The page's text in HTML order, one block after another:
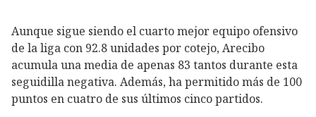
Aunque sigue siendo el cuarto mejor equipo ofensivo
de la liga con 92.8 unidades por cotejo, Arecibo
acumula una media de apenas 83 tantos durante esta
seguidilla negativa. Además, ha permitido más de 100
puntos en cuatro de sus últimos cinco partidos.